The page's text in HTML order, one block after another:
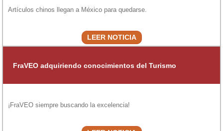
Artículos chinos llegan a México para quedarse.
LEER NOTICIA
FraVEO adquiriendo conocimientos del Turismo
¡FraVEO siempre buscando la excelencia!